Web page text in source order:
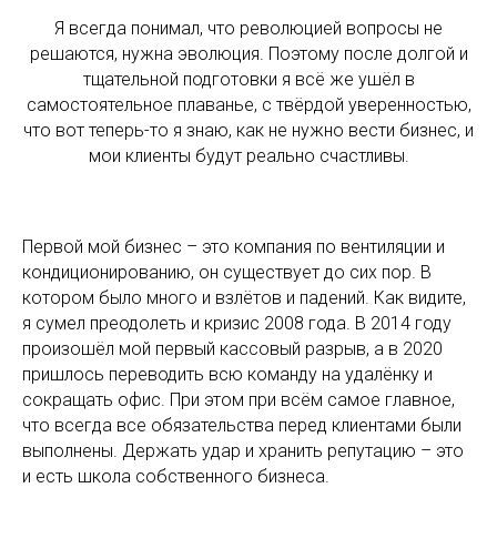
Я всегда понимал, что революцией вопросы не
решаются, нужна эволюция. Поэтому после долгой и
тщательной подготовки я всё же ушёл в
самостоятельное плаванье, с твёрдой уверенностью,
что вот теперь-то я знаю, как не нужно вести бизнес, и
мои клиенты будут реально счастливы.
Первой мой бизнес – это компания по вентиляции и
кондиционированию, он существует до сих пор. В
котором было много и взлётов и падений. Как видите,
я сумел преодолеть и кризис 2008 года. В 2014 году
произошёл мой первый кассовый разрыв, а в 2020
пришлось переводить всю команду на удалёнку и
сокращать офис. При этом при всём самое главное,
что всегда все обязательства перед клиентами были
выполнены. Держать удар и хранить репутацию – это
и есть школа собственного бизнеса.